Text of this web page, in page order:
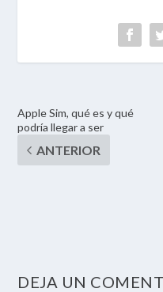
Apple Sim, qué es y qué
podría llegar a ser
DEJA UN